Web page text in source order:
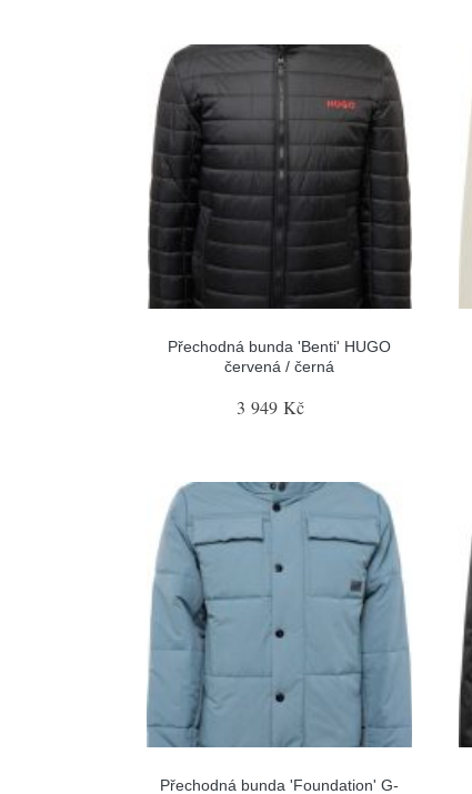
Přechodná bunda 'Benti' HUGO
červená / černá
3 949 Kč
Přechodná bunda 'Foundation' G-